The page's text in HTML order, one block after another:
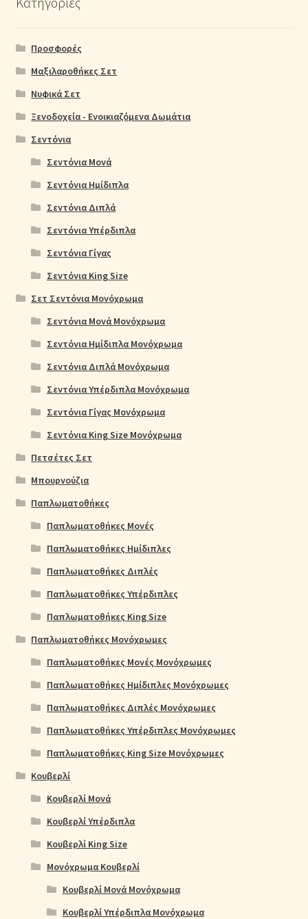
Προσφορές
Μαξιλαροθήκες Σετ
Νυφικά Σετ
Ξενοδοχεία - Ενοικιαζόμενα Δωμάτια
Σεντόνια
Σεντόνια Μονά
Σεντόνια Ημίδιπλα
Σεντόνια Διπλά
Σεντόνια Υπέρδιπλα
Σεντόνια Γίγας
Σεντόνια King Size
Σετ Σεντόνια Μονόχρωμα
Σεντόνια Μονά Μονόχρωμα
Σεντόνια Ημίδιπλα Μονόχρωμα
Σεντόνια Διπλά Μονόχρωμα
Σεντόνια Υπέρδιπλα Μονόχρωμα
Σεντόνια Γίγας Μονόχρωμα
Σεντόνια King Size Μονόχρωμα
Πετσέτες Σετ
Μπουρνούζια
Παπλωματοθήκες
Παπλωματοθήκες Μονές
Παπλωματοθήκες Ημίδιπλες
Παπλωματοθήκες Διπλές
Παπλωματοθήκες Υπέρδιπλες
Παπλωματοθήκες King Size
Παπλωματοθήκες Μονόχρωμες
Παπλωματοθήκες Μονές Μονόχρωμες
Παπλωματοθήκες Ημίδιπλες Μονόχρωμες
Παπλωματοθήκες Διπλές Μονόχρωμες
Παπλωματοθήκες Υπέρδιπλες Μονόχρωμες
Παπλωματοθήκες King Size Μονόχρωμες
Κουβερλί
Κουβερλί Μονά
Κουβερλί Υπέρδιπλα
Κουβερλί King Size
Μονόχρωμα Κουβερλί
Κουβερλί Μονά Μονόχρωμα
Κουβερλί Υπέρδιπλα Μονόχρωμα